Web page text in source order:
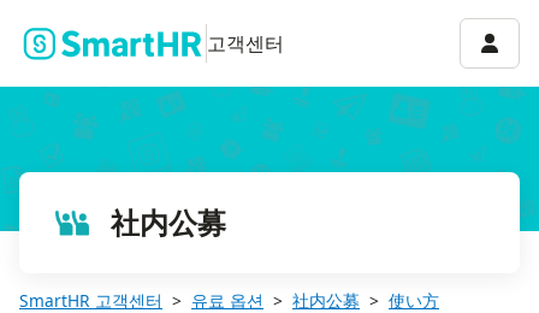
고객센터 계정
社内公募
SmartHR 고객센터 유료 옵션 社内公募 使い方